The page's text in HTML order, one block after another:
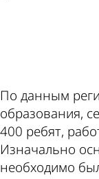
По данным
образования,
400 ребят,
Изначально
необходимо